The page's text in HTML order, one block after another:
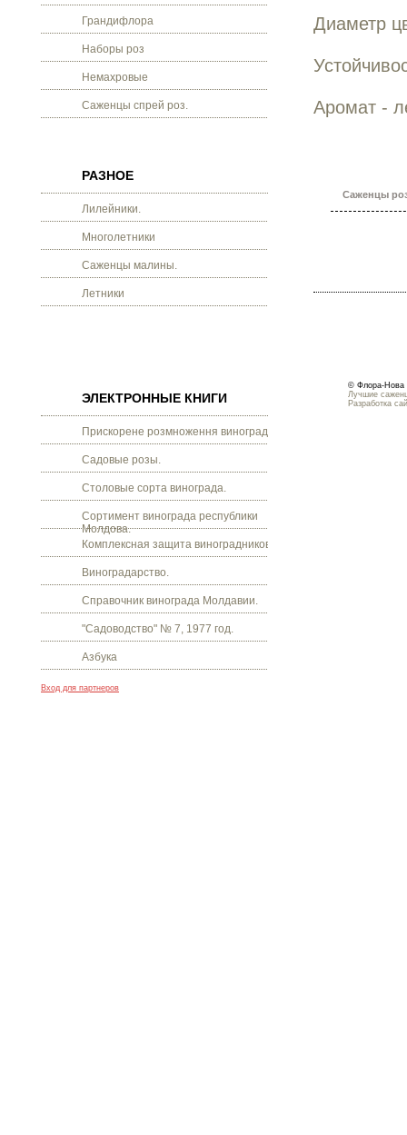
Грандифлора
Наборы роз
Немахровые
Саженцы спрей роз.
РАЗНОЕ
Лилейники.
Многолетники
Саженцы малины.
Летники
ЭЛЕКТРОННЫЕ КНИГИ
Прискорене розмноження винограду.
Садовые розы.
Столовые сорта винограда.
Сортимент винограда республики
Молдова.
Комплексная защита виноградников.
Виноградарство.
Справочник винограда Молдавии.
"Садоводство" № 7, 1977 год.
Азбука
Вход для партнеров
Диаметр
Аромат -
Саженцы
© Флора-Нова
Лучшие
Разработка